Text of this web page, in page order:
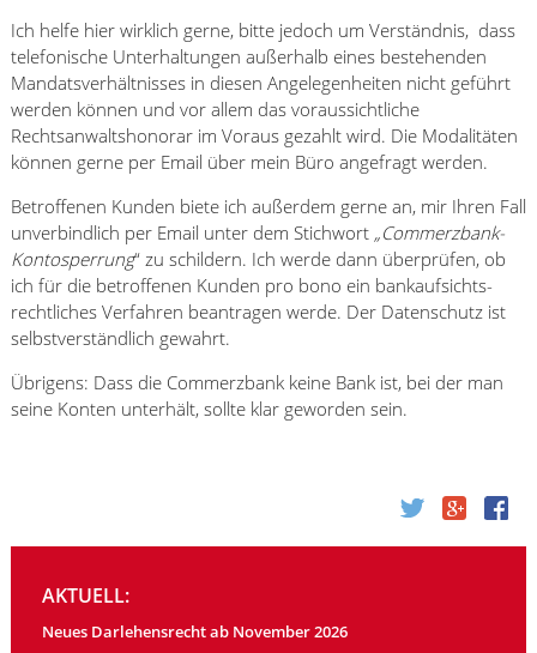
Ich helfe hier wirklich gerne, bitte jedoch um Verständnis, dass
telefonische Unterhaltungen außerhalb eines bestehenden
Mandatsverhältnisses in diesen Angelegenheiten nicht geführt
werden können und vor allem das voraussichtliche
Rechtsanwaltshonorar im Voraus gezahlt wird. Die Modalitäten
können gerne per Email über mein Büro angefragt werden.
Betroffenen Kunden biete ich außerdem gerne an, mir Ihren Fall
unverbindlich per Email unter dem Stichwort „Commerzbank-
Kontosperrung“ zu schildern. Ich werde dann überprüfen, ob
ich für die betroffenen Kunden pro bono ein bankaufsichts-
rechtliches Verfahren beantragen werde. Der Datenschutz ist
selbstverständlich gewahrt.
Übrigens: Dass die Commerzbank keine Bank ist, bei der man
seine Konten unterhält, sollte klar geworden sein.
AKTUELL:
Neues Darlehensrecht ab November 2026